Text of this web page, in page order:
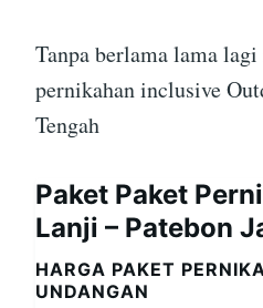
Tanpa berlama lama
pernikahan inclusive
Tengah
Paket Paket
Lanji – Patebon
HARGA PAKET
UNDANGAN